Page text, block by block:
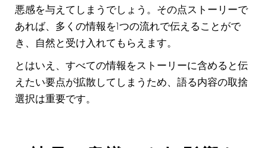
悪感を与えてしまうでしょう。その点ストーリーで
あれば、多くの情報を1つの流れで伝えることがで
き、自然と受け入れてもらえます。
とはいえ、すべての情報をストーリーに含めると伝
えたい要点が拡散してしまうため、語る内容の取捨
選択は重要です。